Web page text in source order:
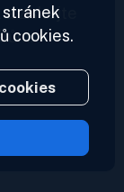
získejte
stránek
cookies.